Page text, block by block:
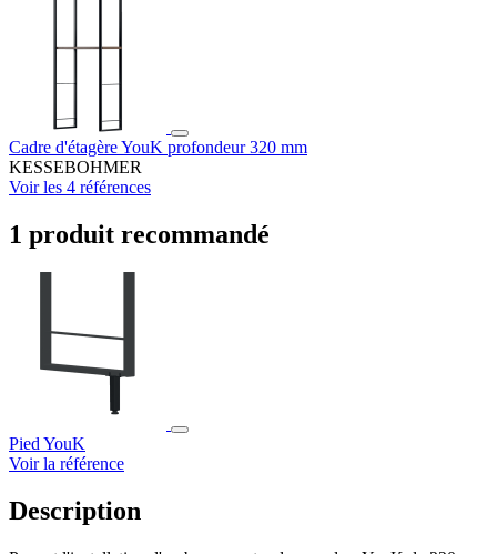
Cadre d'étagère YouK profondeur 320 mm
KESSEBOHMER
Voir les 4 références
1 produit recommandé
Pied YouK
Voir la référence
Description